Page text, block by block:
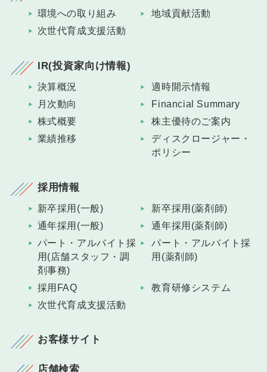
環境への取り組み
地域貢献活動
次世代育成支援活動
IR(投資家向け情報)
決算概況
適時開示情報
月次動向
Financial Summary
株式概要
株主優待のご案内
業績推移
ディスクロージャー・
ポリシー
採用情報
新卒採用(一般)
新卒採用(薬剤師)
通年採用(一般)
通年採用(薬剤師)
パート・アルバイト採
用(店舗スタッフ・調
剤事務)
パート・アルバイト採
用(薬剤師)
採用FAQ
教育研修システム
次世代育成支援活動
お客様サイト
店舗検索